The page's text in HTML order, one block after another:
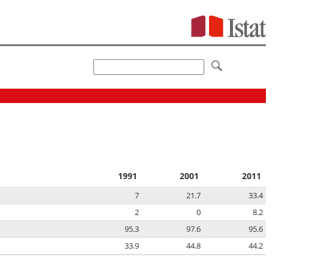
1991 2001 2011
7 21.7
33.4
2 0
8.2
95.3 97.6
95.6
33.9 44.8 44.2